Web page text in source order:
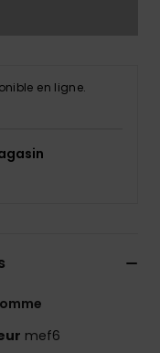
en ligne.
mef6